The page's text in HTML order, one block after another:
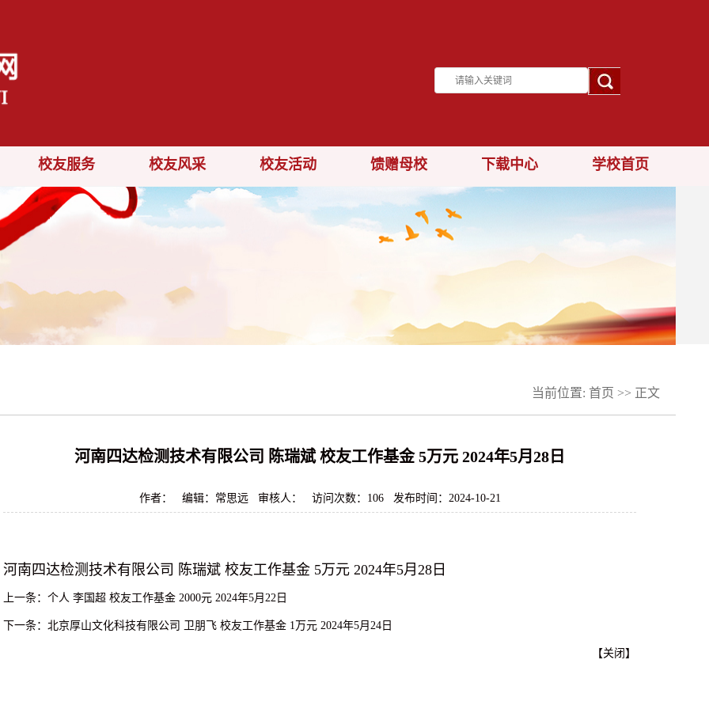
校友服务 校友风采 校友活动 馈赠母校 下载中心 学校首页
当前位置: 首页 >> 正文
河南四达检测技术有限公司 陈瑞斌 校友工作基金 5万元 2024年5月28日
作者： 编辑：常思远 审核人： 访问次数： 106发布时间：2024-10-21
河南四达检测技术有限公司 陈瑞斌 校友工作基金 5万元 2024年5月28日
上一条： 个人 李国超 校友工作基金 2000元 2024年5月22日
下一条： 北京厚山文化科技有限公司 卫朋飞 校友工作基金 1万元 2024年5月24日
【关闭 】